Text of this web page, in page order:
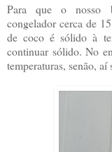
Para que o nosso
congelador cerca de
de coco é sólido à
continuar sólido. No
temperaturas, senão,